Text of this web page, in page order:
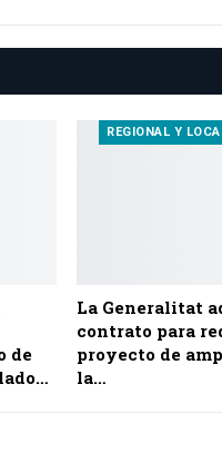
de
REGIONAL Y
La Generalitat
contrato para
proyecto de
la…